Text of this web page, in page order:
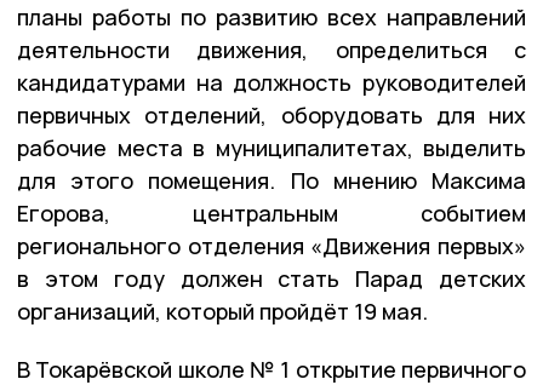
планы работы по развитию всех направлений
деятельности движения, определиться с
кандидатурами на должность руководителей
первичных отделений, оборудовать для них
рабочие места в муниципалитетах, выделить
для этого помещения. По мнению Максима
Егорова, центральным событием
регионального отделения «Движения первых»
в этом году должен стать Парад детских
организаций, который пройдёт 19 мая.
В Токарёвской школе № 1 открытие первичного